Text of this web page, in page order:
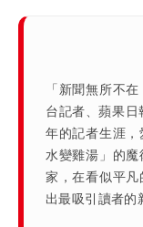
「新聞無所不
台記者、蘋果
年的記者生涯
水變雞湯」的魔
家，在看似平
出最吸引讀者的